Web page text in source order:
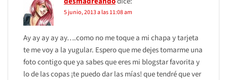
5 junio, 2013 a las 11:08 am
Ay ay ay ay ay….como no me toque a mi chapa y tarjeta
te me voy a la yugular. Espero que me dejes tomarme una
foto contigo que ya sabes que eres mi blogstar favorita y
lo de las copas ¡te puedo dar las mías! que tendré que ver